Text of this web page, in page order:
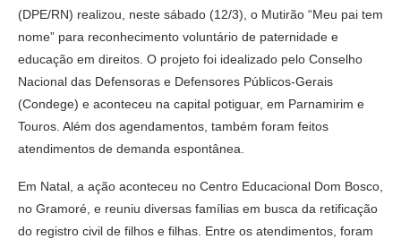
(DPE/RN) realizou, neste sábado (12/3), o Mutirão “Meu pai tem
nome” para reconhecimento voluntário de paternidade e
educação em direitos. O projeto foi idealizado pelo Conselho
Nacional das Defensoras e Defensores Públicos-Gerais
(Condege) e aconteceu na capital potiguar, em Parnamirim e
Touros. Além dos agendamentos, também foram feitos
atendimentos de demanda espontânea.
Em Natal, a ação aconteceu no Centro Educacional Dom Bosco,
no Gramoré, e reuniu diversas famílias em busca da retificação
do registro civil de filhos e filhas. Entre os atendimentos, foram